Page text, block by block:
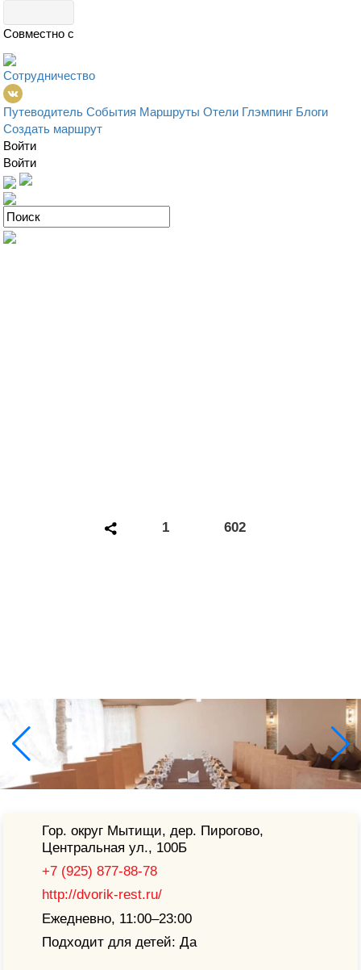
Совместно с
Сотрудничество
Путеводитель События Маршруты Отели Глэмпинг Блоги
Создать маршрут
Войти
Войти
1 602
Гор. округ Мытищи, дер. Пирогово,
Центральная ул., 100Б
+7 (925) 877-88-78
http://dvorik-rest.ru/
Ежедневно, 11:00–23:00
Подходит для детей: Да